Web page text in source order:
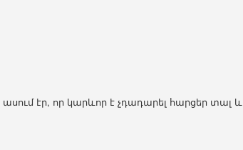
էր, որ կարևոր է չդադարել հարցեր տալ և